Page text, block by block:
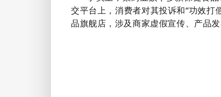
交平台上，消费者对其投诉和“功效
品旗舰店，涉及商家虚假宣传、产品